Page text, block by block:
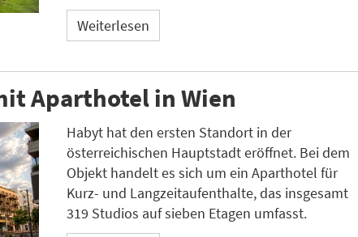
Weiterlesen
Aparthotel in Wien
Habyt hat den ersten Standort in der
österreichischen Hauptstadt eröffnet. Bei dem
Objekt handelt es sich um ein Aparthotel für
Kurz- und Langzeitaufenthalte, das insgesamt
319 Studios auf sieben Etagen umfasst.